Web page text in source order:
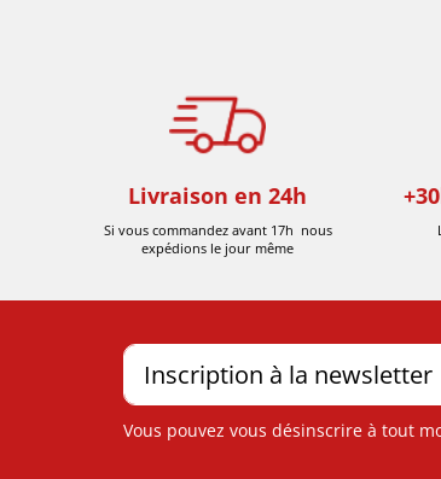
Livraison en 24h
Si vous commandez avant 17h nous
expédions le jour même
Vous pouvez vous désinscrire à tout